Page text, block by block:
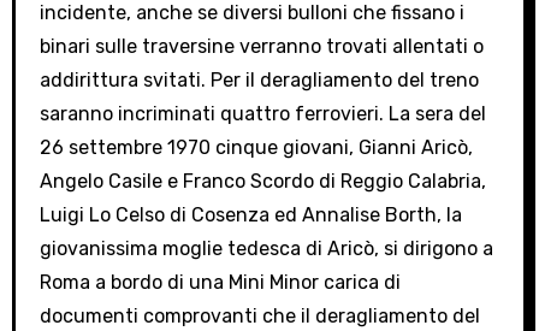
incidente, anche se diversi bulloni che fissano i
binari sulle traversine verranno trovati allentati o
addirittura svitati. Per il deragliamento del treno
saranno incriminati quattro ferrovieri. La sera del
26 settembre 1970 cinque giovani, Gianni Aricò,
Angelo Casile e Franco Scordo di Reggio Calabria,
Luigi Lo Celso di Cosenza ed Annalise Borth, la
giovanissima moglie tedesca di Aricò, si dirigono a
Roma a bordo di una Mini Minor carica di
documenti comprovanti che il deragliamento del